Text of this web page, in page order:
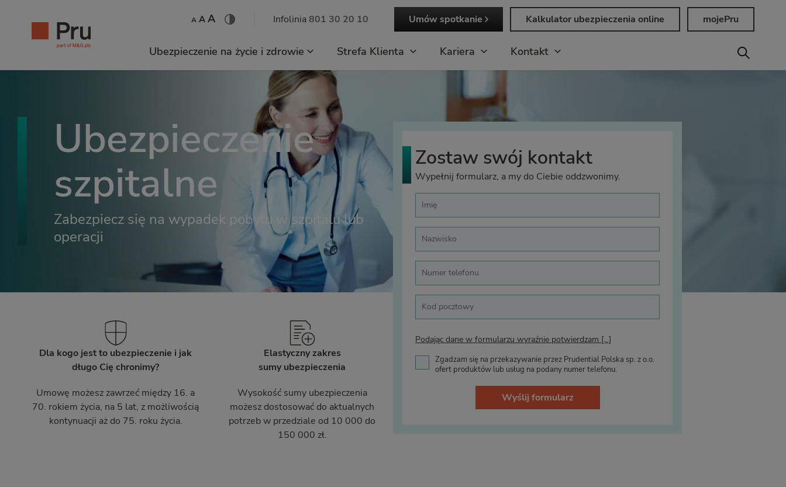
A A A Infolinia 801 30 20 10 Umów spotkanie Kalkulator ubezpieczenia online mojePru
Ubezpieczenie na życie i zdrowie Strefa Klienta Kariera Kontakt
Ubezpieczenie
szpitalne
Zabezpiecz się na wypadek pobytu w szpitalu lub
operacji
Dla kogo jest to ubezpieczenie i jak
długo Cię chronimy?
Umowę możesz zawrzeć między 16. a
70. rokiem życia, na 5 lat, z możliwością
kontynuacji aż do 75. roku życia.
Elastyczny zakres
sumy ubezpieczenia
Wysokość sumy ubezpieczenia
możesz dostosować do aktualnych
potrzeb w przedziale od 10 000 do
150 000 zł.
Zostaw swój kontakt
Wypełnij formularz, a my do Ciebie oddzwonimy.
Podając dane w formularzu wyraźnie potwierdzam [...]
Zgadzam się na przekazywanie przez Prudential Polska sp. z o.o.
ofert produktów lub usług na podany numer telefonu.
Wyślij formularz